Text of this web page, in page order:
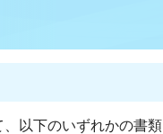
以下のいずれかの書類